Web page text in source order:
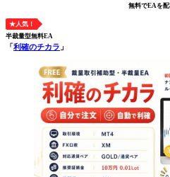
無料でEAを配
★人気！
半裁量型無料EA
「利確のチカラ 」